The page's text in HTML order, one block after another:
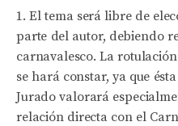
El tema será libre de
parte del autor, debiendo
carnavalesco. La
se hará constar, ya que
Jurado valorará
relación directa con el